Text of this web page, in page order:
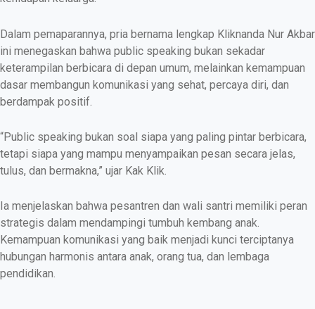
Dalam pemaparannya, pria bernama lengkap Kliknanda Nur Akbar
ini menegaskan bahwa public speaking bukan sekadar
keterampilan berbicara di depan umum, melainkan kemampuan
dasar membangun komunikasi yang sehat, percaya diri, dan
berdampak positif.
“Public speaking bukan soal siapa yang paling pintar berbicara,
tetapi siapa yang mampu menyampaikan pesan secara jelas,
tulus, dan bermakna,” ujar Kak Klik.
Ia menjelaskan bahwa pesantren dan wali santri memiliki peran
strategis dalam mendampingi tumbuh kembang anak.
Kemampuan komunikasi yang baik menjadi kunci terciptanya
hubungan harmonis antara anak, orang tua, dan lembaga
pendidikan.